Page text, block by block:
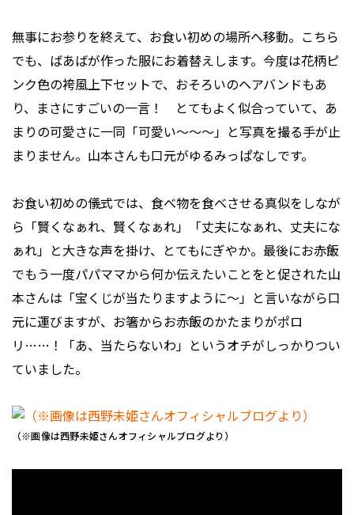
無事にお参りを終えて、お食い初めの場所へ移動。こちら
でも、ばあばが作った服にお着替えします。今度は花柄ピ
ンク色の袴風上下セットで、おそろいのヘアバンドもあ
り、まさにすごいの一言！ とてもよく似合っていて、あ
まりの可愛さに一同「可愛い～～～」と写真を撮る手が止
まりません。山本さんも口元がゆるみっぱなしです。
お食い初めの儀式では、食べ物を食べさせる真似をしなが
ら「賢くなぁれ、賢くなぁれ」「丈夫になぁれ、丈夫にな
ぁれ」と大きな声を掛け、とてもにぎやか。最後にお赤飯
でもう一度パパママから何か伝えたいことをと促された山
本さんは「宝くじが当たりますように～」と言いながら口
元に運びますが、お箸からお赤飯のかたまりがポロ
リ……！「あ、当たらないわ」というオチがしっかりつい
ていました。
（※画像は西野未姫さんオフィシャルブログより）